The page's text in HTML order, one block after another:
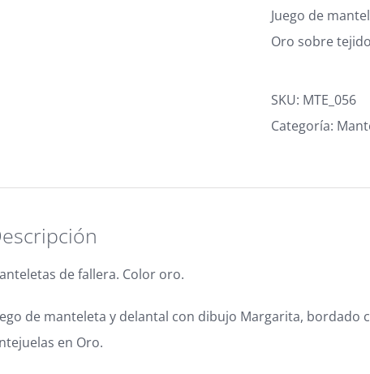
Juego de
Oro sobre
SKU: MTE_056
Categoría:
de fallera. Color oro.
de manteleta y delantal con dibujo Margarita, bordado
en Oro.